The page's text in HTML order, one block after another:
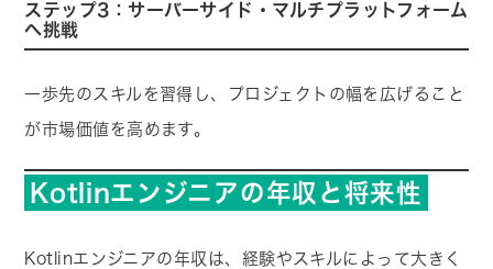
ステップ3：サーバーサイド・マルチプラットフォーム
へ挑戦
一歩先のスキルを習得し、プロジェクトの幅を広げること
が市場価値を高めます。
Kotlinエンジニアの年収と将来性
Kotlinエンジニアの年収は、経験やスキルによって大きく